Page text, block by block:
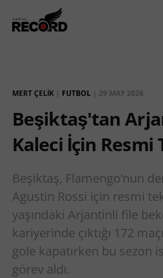
MERT ÇELIK | FUTBOL | 29 MAY 2026
Beşiktaş'tan
Kaleci İçin Resmi
Beşiktaş, Flamengo’nun
Agustin Rossi için resmi
yaşındaki Arjantinli file
kariyerinde çıktığı 172
gole kapatırken bu sezon
görev aldı.